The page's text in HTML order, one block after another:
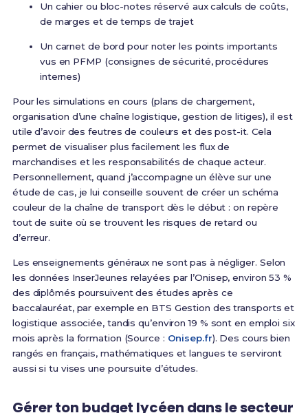
Un cahier ou bloc-notes réservé aux calculs de coûts,
de marges et de temps de trajet
Un carnet de bord pour noter les points importants
vus en PFMP (consignes de sécurité, procédures
internes)
Pour les simulations en cours (plans de chargement,
organisation d’une chaîne logistique, gestion de litiges), il est
utile d’avoir des feutres de couleurs et des post-it. Cela
permet de visualiser plus facilement les flux de
marchandises et les responsabilités de chaque acteur.
Personnellement, quand j’accompagne un élève sur une
étude de cas, je lui conseille souvent de créer un schéma
couleur de la chaîne de transport dès le début : on repère
tout de suite où se trouvent les risques de retard ou
d’erreur.
Les enseignements généraux ne sont pas à négliger. Selon
les données InserJeunes relayées par l’Onisep, environ 53 %
des diplômés poursuivent des études après ce
baccalauréat, par exemple en BTS Gestion des transports et
logistique associée, tandis qu’environ 19 % sont en emploi six
mois après la formation (Source : Onisep.fr). Des cours bien
rangés en français, mathématiques et langues te serviront
aussi si tu vises une poursuite d’études.
Gérer ton budget lycéen dans le secteur